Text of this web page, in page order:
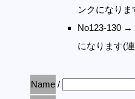
ンクになりま
No123-130 →
になります(連
Name /